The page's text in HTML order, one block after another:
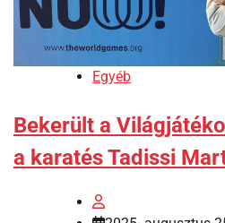
Egyéb
Bekerült a
a karatés Tadissi